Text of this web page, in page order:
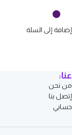
إضافة إلى السلة
عنا:
من نحن
إتصل بنا
حسابي